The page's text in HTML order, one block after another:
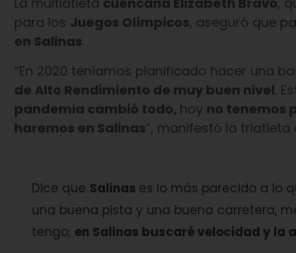
para los Juegos Olímpicos, aseguró que
en Salinas.
“En 2020 teníamos planificado hacer una
de Alto Rendimiento de muy buen nivel.
pandemia cambió todo, hoy no tenemos
haremos en Salinas”, manifestó la triatleta
Dice que Salinas es lo más parecido a lo
una buena pista y una buena carretera,
tengo; en Salinas buscaré velocidad y la